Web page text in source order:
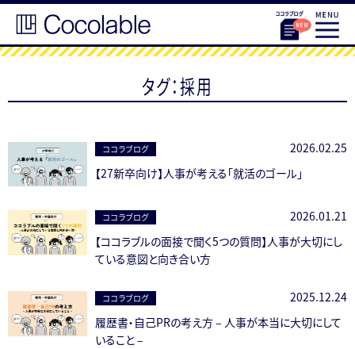
タグ：採用
ココラブログ
2026.02.25
【27新卒向け】人事が考える「就活のゴール」
ココラブログ
2026.01.21
【ココラブルの面接で聞く5つの質問】人事が大切にし
ている意図と向き合い方
ココラブログ
2025.12.24
履歴書・自己PRの考え方 – 人事が本当に大切にして
いること –